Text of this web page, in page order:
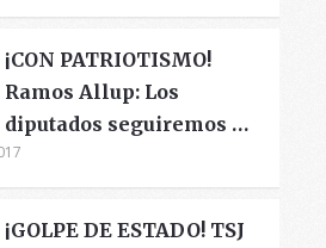
¡CON PATRIOTISMO!
Ramos Allup: Los
diputados seguiremos …
¡GOLPE DE ESTADO! TSJ